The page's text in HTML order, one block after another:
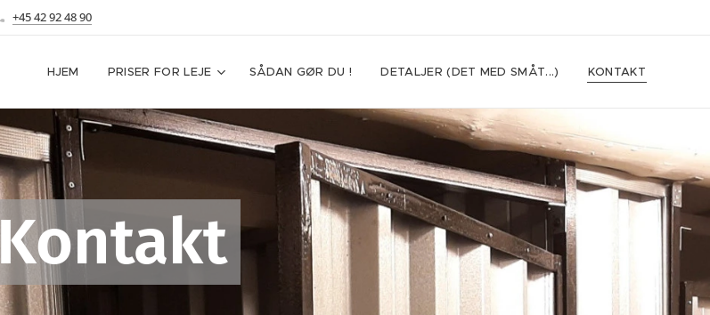
+45 42 92 48 90
HJEM PRISER FOR LEJE SÅDAN GØR DU ! DETALJER (DET MED SMÅT...) KONTAKT
Kontakt